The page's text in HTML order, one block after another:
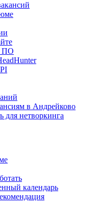
ПО
в Андрейково
для нетворкинга
календарь